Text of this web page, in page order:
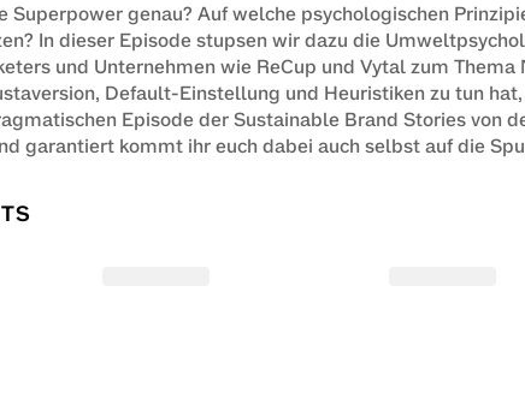
Superpower genau? Auf welche psychologischen
In dieser Episode stupsen wir dazu die
und Unternehmen wie ReCup und Vytal zum Thema
Default-Einstellung und Heuristiken zu tun
Episode der Sustainable Brand Stories von
garantiert kommt ihr euch dabei auch selbst auf die